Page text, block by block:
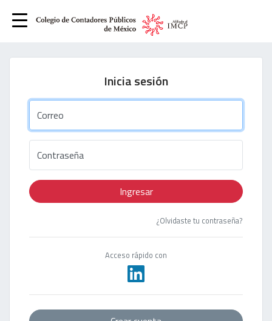
Inicia sesión
Correo
Contraseña
Ingresar
¿Olvidaste tu contraseña?
Acceso rápido con